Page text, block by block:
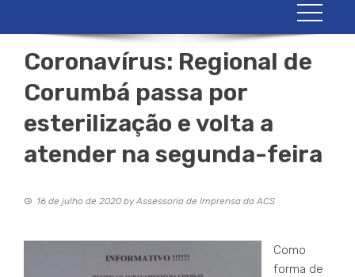
Coronavírus: Regional de
Corumbá passa por
esterilização e volta a
atender na segunda-feira
16 de julho de 2020 byAssessoria de Imprensa da ACS
Como
forma de